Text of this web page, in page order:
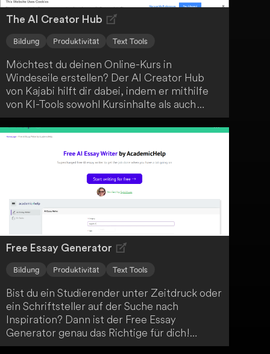
The AI Creator Hub
Bildung Produktivität Text Tools
Möchtest du deinen Online-Kurs in
Windeseile erstellen? Der AI Creator Hub
von Kajabi hilft dir dabei, indem er mithilfe
von KI-Tools sowohl Kursinhalte als auch
Marketingmaterialien automatisch generiert.
Bring einfach deine Ideen mit und lass dich
Free Essay Generator
Bildung Produktivität Text Tools
Bist du ein Studierender unter Zeitdruck oder
ein Schriftsteller auf der Suche nach
Inspiration? Dann ist der Free Essay
Generator genau das Richtige für dich!
Mithilfe fortschrittlicher KI-Technologie